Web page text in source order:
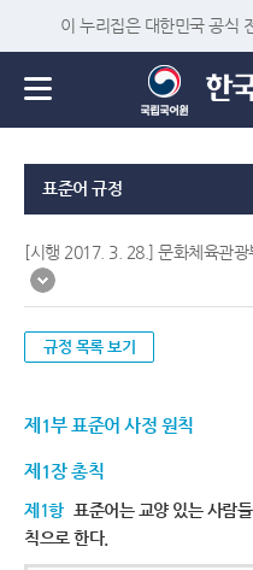
이 누리집은 대한민국 공식
표준어 규정
[시행 2017. 3. 28.] 문화체육관
규정 목록 보기
제1부 표준어 사정 원칙
제1장 총칙
제1항 표준어는 교양 있는 사람
칙으로 한다.